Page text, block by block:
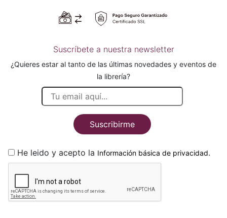
Suscríbete a nuestra newsletter
¿Quieres estar al tanto de las últimas novedades y eventos de
la librería?
Suscribirme
He leido y acepto la Información básica de privacidad.